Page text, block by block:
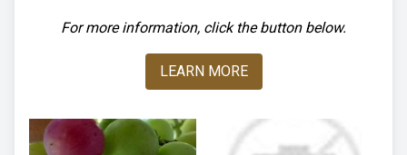
For more information, click the button below.
LEARN MORE